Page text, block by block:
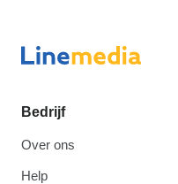
Bedrijf
Over ons
Help